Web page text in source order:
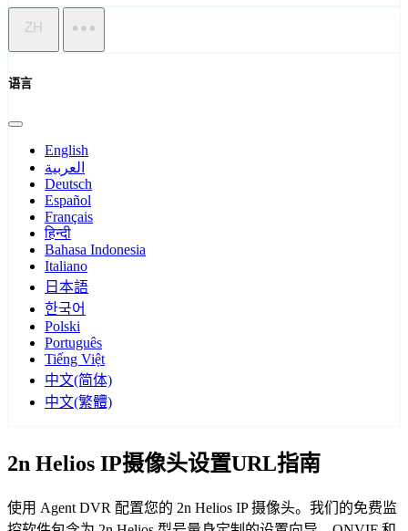
ZH
语言
English
العربية
Deutsch
Español
Français
हिन्दी
Bahasa Indonesia
Italiano
日本語
한국어
Polski
Português
Tiếng Việt
中文(简体)
中文(繁體)
2n Helios IP摄像头设置URL指南
使用 Agent DVR 配置您的 2n Helios IP 摄像头。我们的免费监